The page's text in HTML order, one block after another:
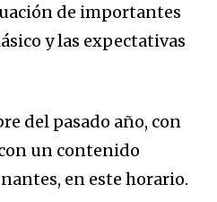
de importantes
y las expectativas
del pasado año, con
un contenido
en este horario.